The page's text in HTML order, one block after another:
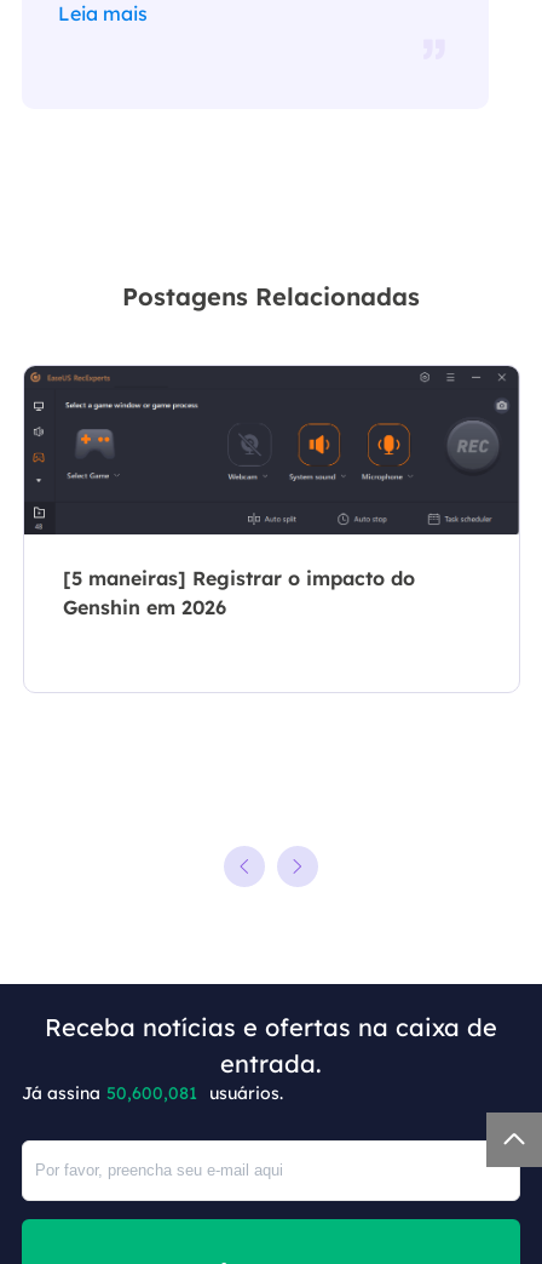
gostem de sua estadia no EaseUS e
Leia mais
Postagens Relacionadas
[5 maneiras] Registrar o impacto do
Genshin em 2026
Receba notícias e ofertas na caixa de
entrada.
Já assina 50,600,084 usuários.
